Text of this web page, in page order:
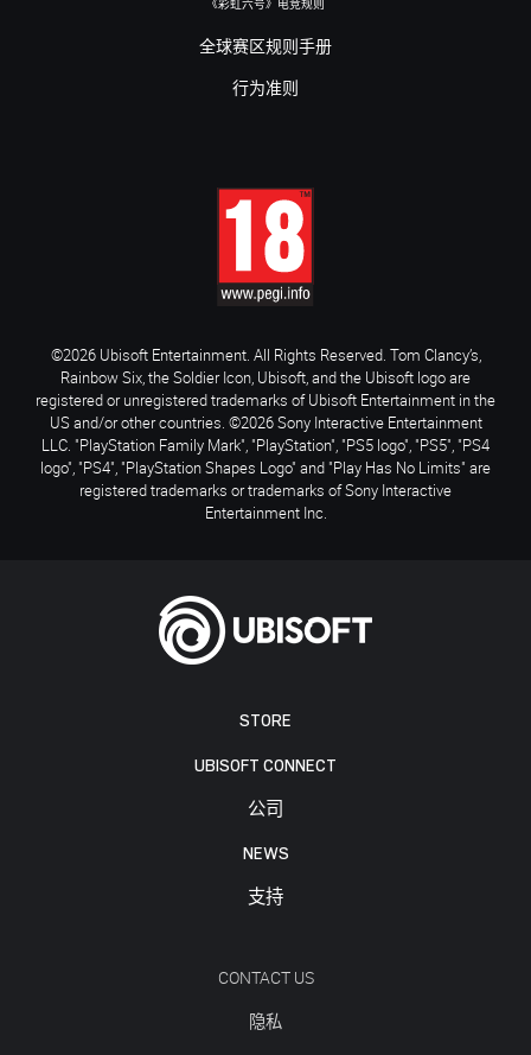
STORE
UBISOFT CONNECT
公司
NEWS
支持
CONTACT US
隐私
《彩虹六号》电竞规则
全球赛区规则手册
行为准则
©2026 Ubisoft Entertainment. All Rights Reserved. Tom Clancy’s,
Rainbow Six, the Soldier Icon, Ubisoft, and the Ubisoft logo are
registered or unregistered trademarks of Ubisoft Entertainment in the
US and/or other countries. ©2026 Sony Interactive Entertainment
LLC. "PlayStation Family Mark", "PlayStation", "PS5 logo", "PS5", "PS4
logo", "PS4", "PlayStation Shapes Logo" and "Play Has No Limits" are
registered trademarks or trademarks of Sony Interactive
Entertainment Inc.